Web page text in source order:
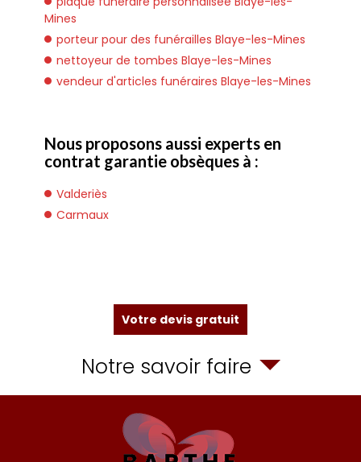
Mines
porteur pour des funérailles Blaye-les-Mines
nettoyeur de tombes Blaye-les-Mines
vendeur d'articles funéraires Blaye-les-Mines
Nous proposons aussi experts en
contrat garantie obsèques à :
Valderiès
Carmaux
Votre devis gratuit
Notre savoir faire